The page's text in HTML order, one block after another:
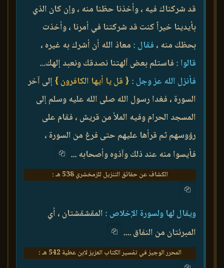
قد شركناك فيه ، وأخذنا حظنا منه ، وإن كان الذي
بأيدينا خيراً كنت قد شركتنا في أمرنا ، وأخذت
بحظك منه ، فقال : معاذ الله أن أشرك به غيره ،
قالوا : فاستلم بعض آلهتنا نصدقك ونعبد إلهك...
فأنزل الله عز وجل : { قل يا أيها الكافرون }إلى آخر
السورة ، فغدا رسول الله صلى الله عليه وسلم إلى
المسجد الحرام وفيه الملأ من قريش ، فقام على
رؤوسهم ثم قرأها عليهم حتى فرغ من السورة ،
فأيسوا منه عند ذلك وآذوه وأصحابه ...
الكشاف عن حقائق التنزيل للزمخشري 538 هـ :
ويقال لها ولسورة الإخلاص‏ : ‏ المقشقشتان ، أي
المبرئتان من النفاق ....
المحرر الوجيز في تفسير الكتاب العزيز لابن عطية 542 هـ :